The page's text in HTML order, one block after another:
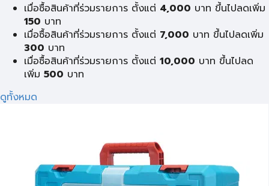
เมื่อซื้อสินค้าที่ร่วมรายการ ตั้งแต่ 4,000 บาท ขึ้นไปลดเพิ่ม
150 บาท
เมื่อซื้อสินค้าที่ร่วมรายการ ตั้งแต่ 7,000 บาท ขึ้นไปลดเพิ่ม
300 บาท
เมื่อซื้อสินค้าที่ร่วมรายการ ตั้งแต่ 10,000 บาท ขึ้นไปลด
เพิ่ม 500 บาท
ดูทั้งหมด